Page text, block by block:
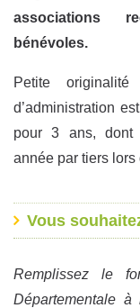
associations
bénévoles.
Petite
d’administration
pour 3 ans, dont
année par tiers lors
Vous
Remplissez le
Départementale à